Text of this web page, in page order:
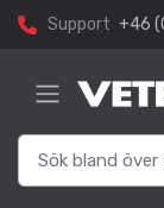
Support +46